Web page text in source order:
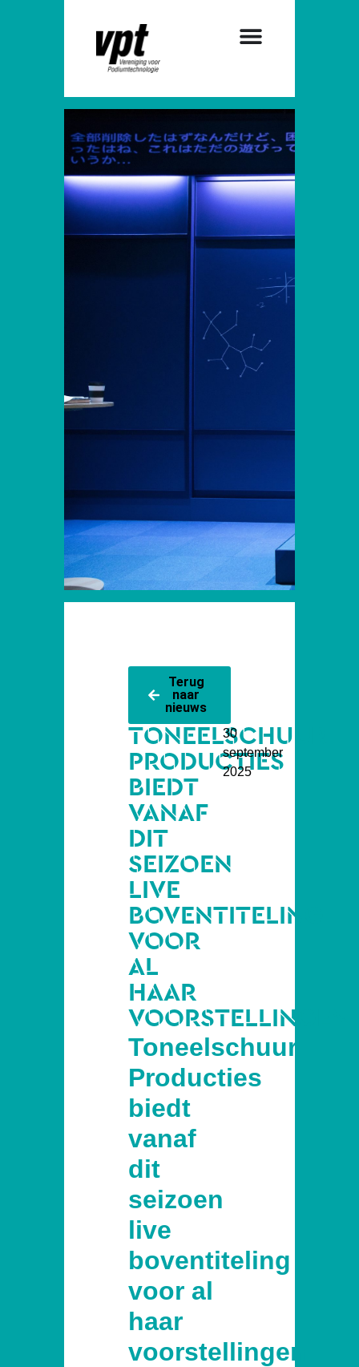
Terug
naar
nieuws
TONEELSCHUUR
PRODUCTIES
BIEDT
VANAF
DIT
SEIZOEN
LIVE
BOVENTITELING
VOOR
AL
HAAR
VOORSTELLINGEN
30
september
2025
Toneelschuur
Producties
biedt
vanaf
dit
seizoen
live
boventiteling
voor al
haar
voorstellingen